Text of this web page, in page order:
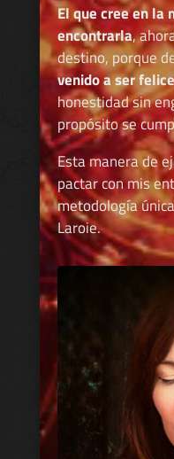
El que cree en la
encontrarla,
destino, porque
venido a ser
honestidad sin
propósito se
Esta manera de
pactar con mis
metodología
Laroie.